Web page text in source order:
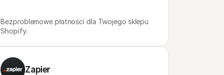
Bezproblemowe płatności dla Twojego sklepu
Shopify.
Zapier